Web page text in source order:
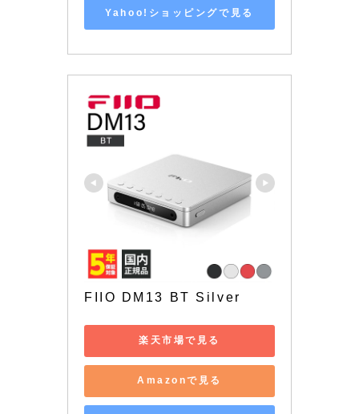
Yahoo!ショッピングで見る
FIIO DM13 BT Silver
楽天市場で見る
Amazonで見る